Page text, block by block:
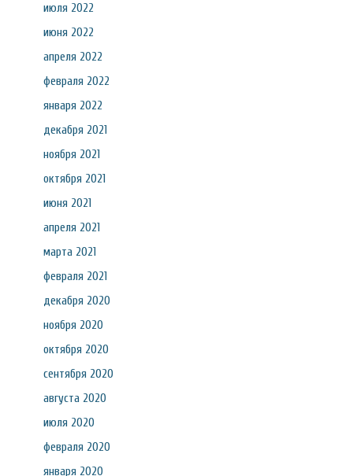
июля 2022
июня 2022
апреля 2022
февраля 2022
января 2022
декабря 2021
ноября 2021
октября 2021
июня 2021
апреля 2021
марта 2021
февраля 2021
декабря 2020
ноября 2020
октября 2020
сентября 2020
августа 2020
июля 2020
февраля 2020
января 2020